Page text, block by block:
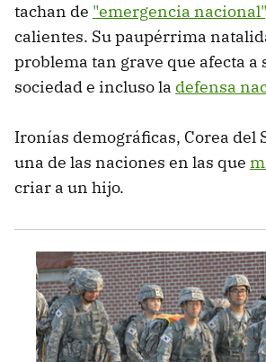
tachan de "emergencia nacional"
calientes. Su paupérrima
problema tan grave que afecta a
sociedad e incluso la defensa
Ironías demográficas, Corea del
una de las naciones en las que
criar a un hijo.